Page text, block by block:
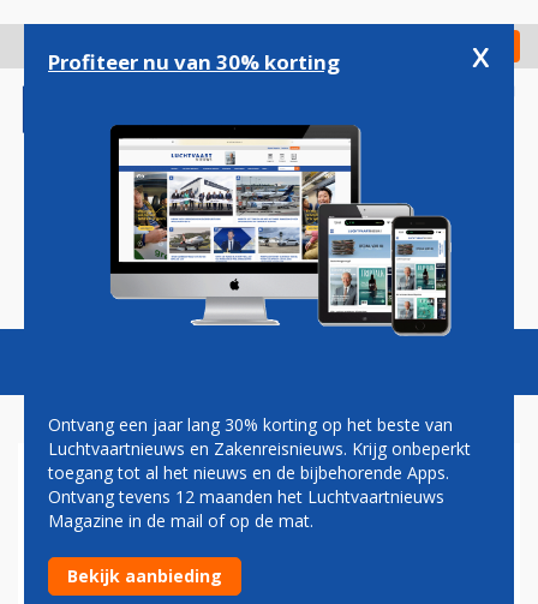
gaan
Check in
Magazine Podcasts Vacatures
BONAIRE
Fokkers spelen steeds dominantere rol bij InselAir
16-08-2014 - 10:55
Profiteer nu van 30% korting x
Ontvang een jaar lang 30% korting op het beste van
Luchtvaartnieuws en Zakenreisnieuws. Krijg onbeperkt
toegang tot al het nieuws en de bijbehorende Apps.
Ontvang tevens 12 maanden het Luchtvaartnieuws
Magazine in de mail of op de mat.
Bekijk aanbieding